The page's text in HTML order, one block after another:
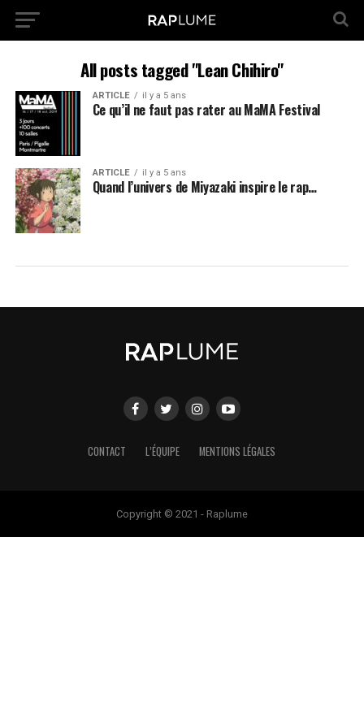
All posts tagged "Lean Chihiro"
ARTICLE il y a 5 ans
Ce qu’il ne faut pas rater au MaMA Festival
ARTICLE il y a 5 ans
Quand l’univers de Miyazaki inspire le rap…
CONTACT L’ÉQUIPE MENTIONS LÉGALES
Copyright © 2021 - Raplume